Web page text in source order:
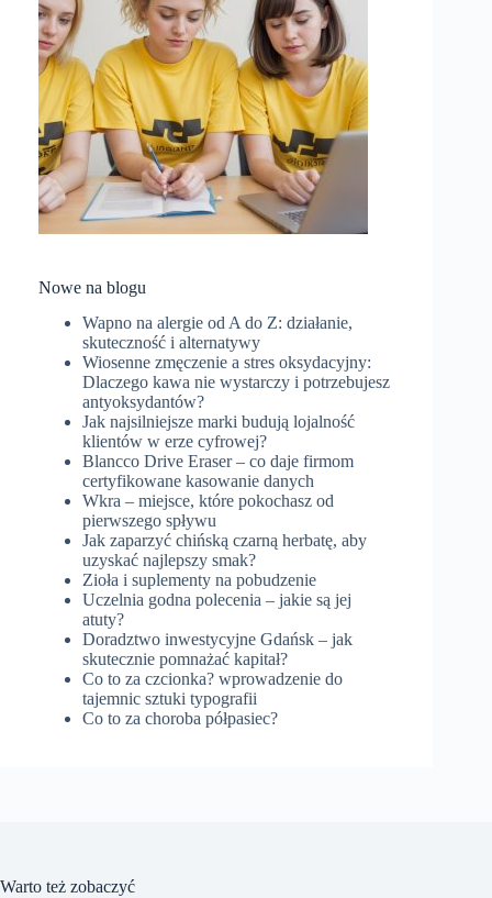
Nowe na blogu
Wapno na alergie od A do Z: działanie,
skuteczność i alternatywy
Wiosenne zmęczenie a stres oksydacyjny:
Dlaczego kawa nie wystarczy i potrzebujesz
antyoksydantów?
Jak najsilniejsze marki budują lojalność
klientów w erze cyfrowej?
Blancco Drive Eraser – co daje firmom
certyfikowane kasowanie danych
Wkra – miejsce, które pokochasz od
pierwszego spływu
Jak zaparzyć chińską czarną herbatę, aby
uzyskać najlepszy smak?
Zioła i suplementy na pobudzenie
Uczelnia godna polecenia – jakie są jej
atuty?
Doradztwo inwestycyjne Gdańsk – jak
skutecznie pomnażać kapitał?
Co to za czcionka? wprowadzenie do
tajemnic sztuki typografii
Co to za choroba półpasiec?
Warto też zobaczyć